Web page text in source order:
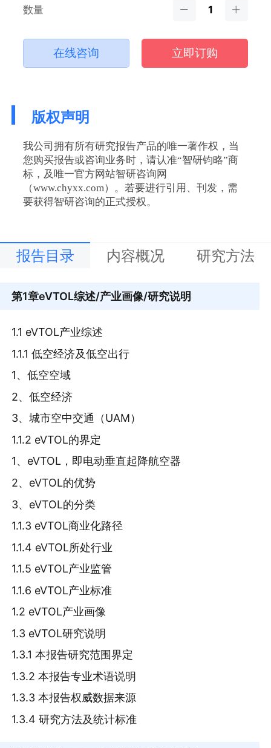
数量
在线咨询 立即订购
版权声明
我公司拥有所有研究报告产品的唯一著作权，当
您购买报告或咨询业务时，请认准“智研钧略”商
标，及唯一官方网站智研咨询网
（www.chyxx.com）。若要进行引用、刊发，需
要获得智研咨询的正式授权。
报告目录 内容概况 研究方法
第1章eVTOL综述/产业画像/研究说明
1.1 eVTOL产业综述
1.1.1 低空经济及低空出行
1、低空空域
2、低空经济
3、城市空中交通（UAM）
1.1.2 eVTOL的界定
1、eVTOL，即电动垂直起降航空器
2、eVTOL的优势
3、eVTOL的分类
1.1.3 eVTOL商业化路径
1.1.4 eVTOL所处行业
1.1.5 eVTOL产业监管
1.1.6 eVTOL产业标准
1.2 eVTOL产业画像
1.3 eVTOL研究说明
1.3.1 本报告研究范围界定
1.3.2 本报告专业术语说明
1.3.3 本报告权威数据来源
1.3.4 研究方法及统计标准